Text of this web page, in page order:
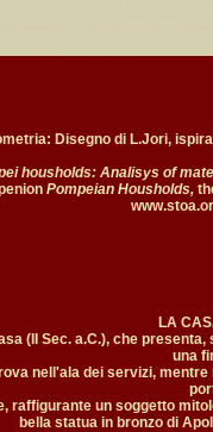
Disegno di L.Jori,
housholds: Analisys of
Pompeian Housholds,
LA
(II Sec. a.C.), che
una
nell'ala dei servizi,
raffigurante un soggetto
bella statua in bronzo di